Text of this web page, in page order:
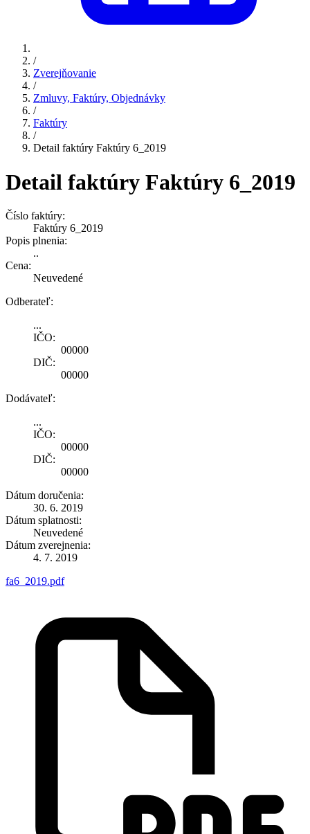
/
Zverejňovanie
/
Zmluvy, Faktúry, Objednávky
/
Faktúry
/
Detail faktúry Faktúry 6_2019
Detail faktúry Faktúry 6_2019
Číslo faktúry:
Faktúry 6_2019
Popis plnenia:
..
Cena:
Neuvedené
Odberateľ:
...
IČO:
00000
DIČ:
00000
Dodávateľ:
...
IČO:
00000
DIČ:
00000
Dátum doručenia:
30. 6. 2019
Dátum splatnosti:
Neuvedené
Dátum zverejnenia:
4. 7. 2019
fa6_2019.pdf